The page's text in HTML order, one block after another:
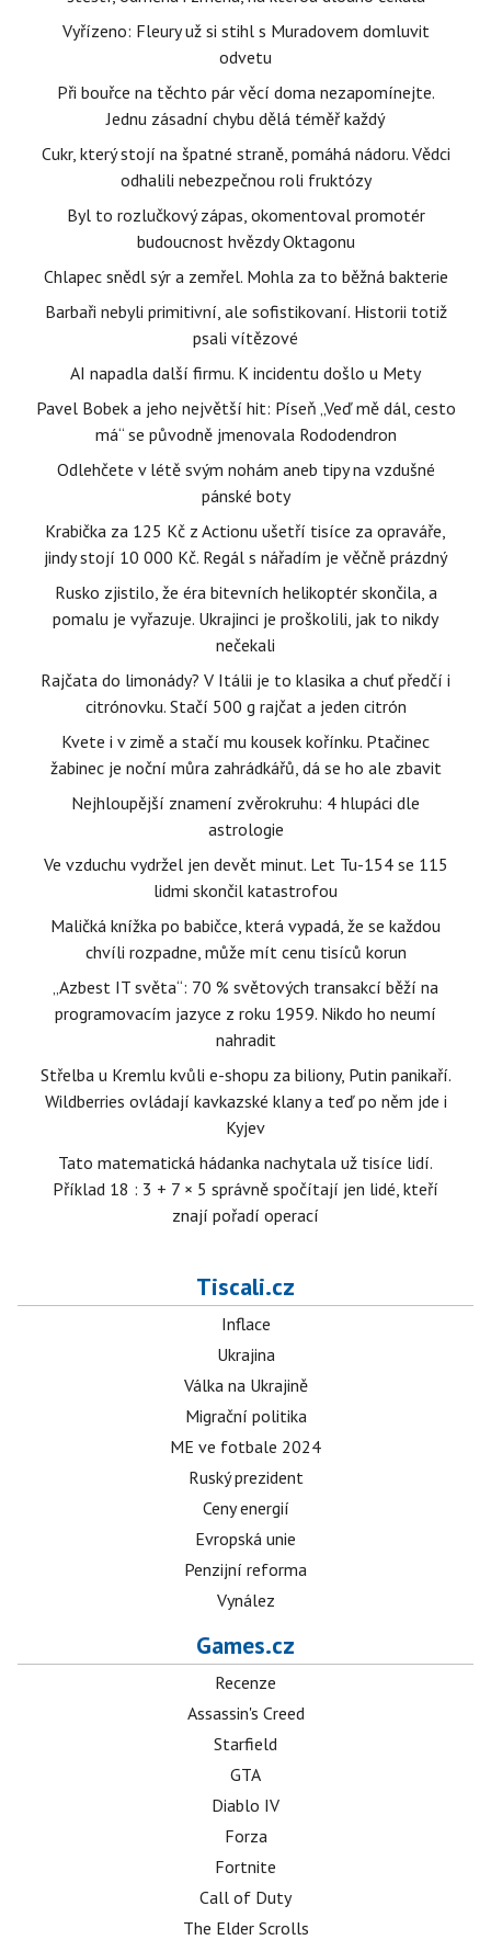
Vyřízeno: Fleury už si stihl s Muradovem domluvit
odvetu
Při bouřce na těchto pár věcí doma nezapomínejte.
Jednu zásadní chybu dělá téměř každý
Cukr, který stojí na špatné straně, pomáhá nádoru. Vědci
odhalili nebezpečnou roli fruktózy
Byl to rozlučkový zápas, okomentoval promotér
budoucnost hvězdy Oktagonu
Chlapec snědl sýr a zemřel. Mohla za to běžná bakterie
Barbaři nebyli primitivní, ale sofistikovaní. Historii totiž
psali vítězové
AI napadla další firmu. K incidentu došlo u Mety
Pavel Bobek a jeho největší hit: Píseň „Veď mě dál, cesto
má“ se původně jmenovala Rododendron
Odlehčete v létě svým nohám aneb tipy na vzdušné
pánské boty
Krabička za 125 Kč z Actionu ušetří tisíce za opraváře,
jindy stojí 10 000 Kč. Regál s nářadím je věčně prázdný
Rusko zjistilo, že éra bitevních helikoptér skončila, a
pomalu je vyřazuje. Ukrajinci je proškolili, jak to nikdy
nečekali
Rajčata do limonády? V Itálii je to klasika a chuť předčí i
citrónovku. Stačí 500 g rajčat a jeden citrón
Kvete i v zimě a stačí mu kousek kořínku. Ptačinec
žabinec je noční můra zahrádkářů, dá se ho ale zbavit
Nejhloupější znamení zvěrokruhu: 4 hlupáci dle
astrologie
Ve vzduchu vydržel jen devět minut. Let Tu-154 se 115
lidmi skončil katastrofou
Maličká knížka po babičce, která vypadá, že se každou
chvíli rozpadne, může mít cenu tisíců korun
„Azbest IT světa“: 70 % světových transakcí běží na
programovacím jazyce z roku 1959. Nikdo ho neumí
nahradit
Střelba u Kremlu kvůli e-shopu za biliony, Putin panikaří.
Wildberries ovládají kavkazské klany a teď po něm jde i
Kyjev
Tato matematická hádanka nachytala už tisíce lidí.
Příklad 18 : 3 + 7 × 5 správně spočítají jen lidé, kteří
znají pořadí operací
Tiscali.cz
Inflace
Ukrajina
Válka na Ukrajině
Migrační politika
ME ve fotbale 2024
Ruský prezident
Ceny energií
Evropská unie
Penzijní reforma
Vynález
Games.cz
Recenze
Assassin's Creed
Starfield
GTA
Diablo IV
Forza
Fortnite
Call of Duty
The Elder Scrolls